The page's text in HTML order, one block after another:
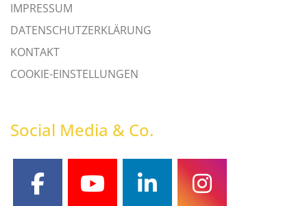
IMPRESSUM
DATENSCHUTZERKLÄRUNG
KONTAKT
COOKIE-EINSTELLUNGEN
Social Media & Co.
facebookyoutubelinkedininstagram